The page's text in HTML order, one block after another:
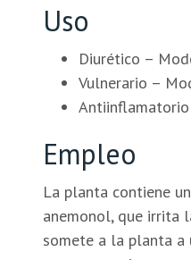
Uso
Diurético –
Vulnerario –
Empleo
La planta contiene
anemonol, que irrita
somete a la planta a